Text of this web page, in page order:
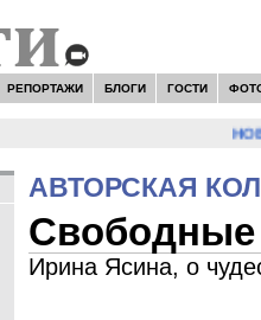
РЕПОРТАЖИ БЛОГИ ГОСТИ
АВТОРСКАЯ
Ирина Ясина, о